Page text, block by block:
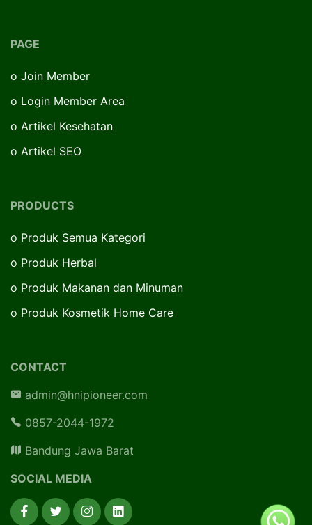
PAGE
o Join Member
o Login Member Area
o Artikel Kesehatan
o Artikel SEO
PRODUCTS
o Produk Semua Kategori
o Produk Herbal
o Produk Makanan dan Minuman
o Produk Kosmetik Home Care
CONTACT
admin@hnipioneer.com
0857-2044-1972
Bandung Jawa Barat
SOCIAL MEDIA